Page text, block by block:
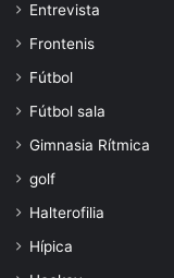
Entrevista
Frontenis
Fútbol
Fútbol sala
Gimnasia Rítmica
golf
Halterofilia
Hípica